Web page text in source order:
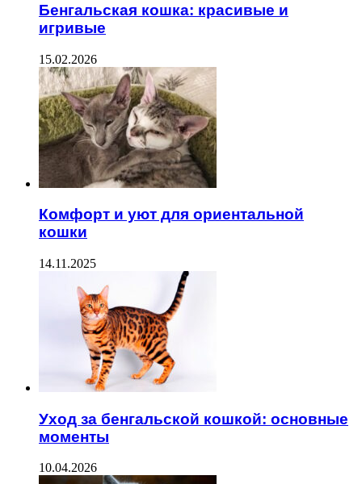
Бенгальская кошка: красивые и
игривые
15.02.2026
Комфорт и уют для ориентальной
кошки
14.11.2025
Уход за бенгальской кошкой: основные
моменты
10.04.2026